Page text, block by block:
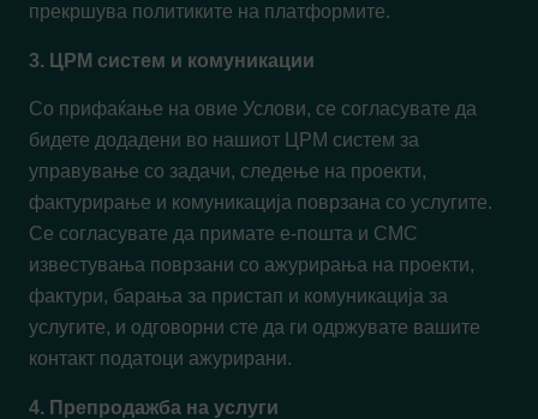
прекршува политиките на платформите.
3. ЦРМ систем и комуникации
Со прифаќање на овие Услови, се согласувате да
бидете додадени во нашиот ЦРМ систем за
управување со задачи, следење на проекти,
фактурирање и комуникација поврзана со услугите.
Се согласувате да примате е-пошта и СМС
известувања поврзани со ажурирања на проекти,
фактури, барања за пристап и комуникација за
услугите, и одговорни сте да ги одржувате вашите
контакт податоци ажурирани.
4. Препродажба на услуги